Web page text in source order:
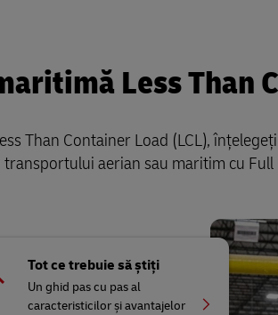
Less Than
Than Container Load (LCL),
aerian sau maritim cu Full
Tot ce trebuie să știți
Un ghid pas cu pas al
caracteristicilor și avantajelor